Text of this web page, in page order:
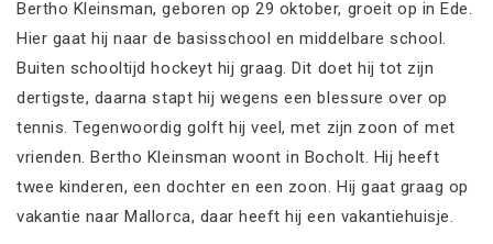
Bertho Kleinsman, geboren op 29 oktober, groeit op in Ede.
Hier gaat hij naar de basisschool en middelbare school.
Buiten schooltijd hockeyt hij graag. Dit doet hij tot zijn
dertigste, daarna stapt hij wegens een blessure over op
tennis. Tegenwoordig golft hij veel, met zijn zoon of met
vrienden. Bertho Kleinsman woont in Bocholt. Hij heeft
twee kinderen, een dochter en een zoon. Hij gaat graag op
vakantie naar Mallorca, daar heeft hij een vakantiehuisje.